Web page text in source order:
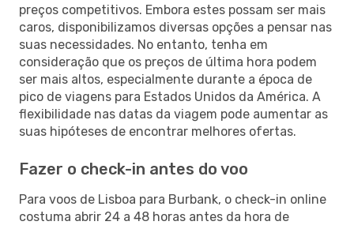
preços competitivos. Embora estes possam ser mais
caros, disponibilizamos diversas opções a pensar nas
suas necessidades. No entanto, tenha em
consideração que os preços de última hora podem
ser mais altos, especialmente durante a época de
pico de viagens para Estados Unidos da América. A
flexibilidade nas datas da viagem pode aumentar as
suas hipóteses de encontrar melhores ofertas.
Fazer o check-in antes do voo
Para voos de Lisboa para Burbank, o check-in online
costuma abrir 24 a 48 horas antes da hora de